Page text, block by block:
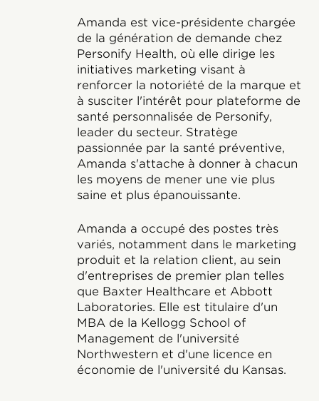
Amanda est vice-présidente chargée
de la génération de demande chez
Personify Health, où elle dirige les
initiatives marketing visant à
renforcer la notoriété de la marque et
à susciter l'intérêt pour plateforme de
santé personnalisée de Personify,
leader du secteur. Stratège
passionnée par la santé préventive,
Amanda s'attache à donner à chacun
les moyens de mener une vie plus
saine et plus épanouissante.
Amanda a occupé des postes très
variés, notamment dans le marketing
produit et la relation client, au sein
d'entreprises de premier plan telles
que Baxter Healthcare et Abbott
Laboratories. Elle est titulaire d'un
MBA de la Kellogg School of
Management de l'université
Northwestern et d'une licence en
économie de l'université du Kansas.